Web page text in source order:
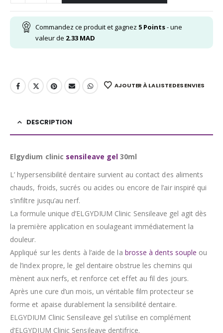
Commandez ce produit et gagnez 5 Points- une
valeur de 2.33 MAD
AJOUTER À LA LISTE DES ENVIES
DESCRIPTION
Elgydium clinic sensileave gel 30ml
L’ hypersensibilité dentaire survient au contact des aliments
chauds, froids, sucrés ou acides ou encore de l’air inspiré qui
s’infiltre jusqu’au nerf.
La formule unique d’ELGYDIUM Clinic Sensileave gel agit dès
la première application en soulageant immédiatement la
douleur.
Appliqué sur les dents à l’aide de la brosse à dents souple ou
de l’index propre, le gel dentaire obstrue les chemins qui
mènent aux nerfs, et renforce cet effet au fil des jours.
Après une cure d’un mois, un véritable film protecteur se
forme et apaise durablement la sensibilité dentaire.
ELGYDIUM Clinic Sensileave gel s’utilise en complément
d’ELGYDIUM Clinic Sensileave dentifrice.